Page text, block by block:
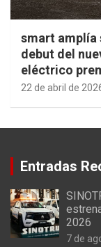
smart amplía
debut del
eléctrico
22 de abril de
Entradas
2026
7 de